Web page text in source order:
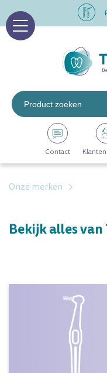
Op
Contact
Onze merken
Bekijk alles van